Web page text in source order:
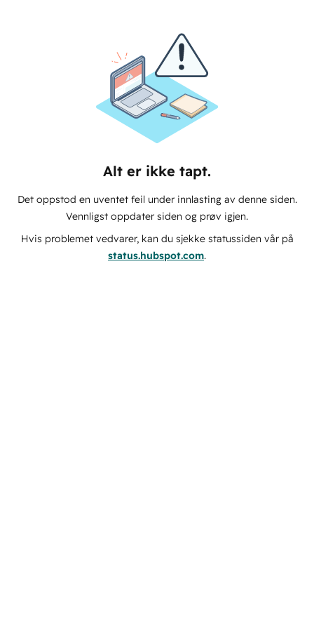
Alt er ikke tapt.
Det oppstod en uventet feil under innlasting av denne siden.
Vennligst oppdater siden og prøv igjen.
Hvis problemet vedvarer, kan du sjekke statussiden vår på
status.hubspot.com.